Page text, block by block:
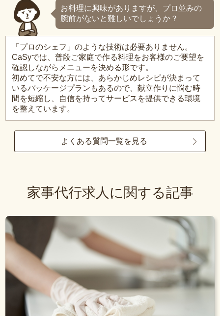
お料理に興味がありますが、プロ並みの
腕前がないと難しいでしょうか？
「プロのシェフ」のような技術は必要ありません。
CaSyでは、普段ご家庭で作る料理をお客様のご要望を
確認しながらメニューを決める形です。
初めてで不安な方には、あらかじめレシピが決まって
いるパッケージプランもあるので、献立作りに悩む時
間を短縮し、自信を持ってサービスを提供できる環境
を整えています。
よくある質問一覧を見る
家事代行求人に関する記事